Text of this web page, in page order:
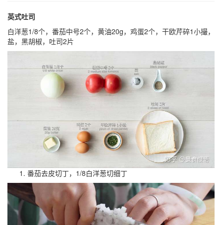
英式吐司
白洋葱1/8个，番茄中号2个，黄油20g，鸡蛋2个，干欧芹碎1小撮，
盐，黑胡椒，吐司2片
番茄去皮切丁，1/8白洋葱切细丁